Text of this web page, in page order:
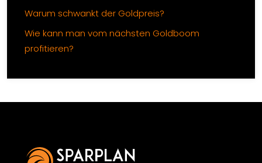
Warum schwankt der Goldpreis?
Wie kann man vom nächsten Goldboom
profitieren?